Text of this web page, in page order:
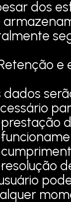
dos
e
dados
prestação
resolução